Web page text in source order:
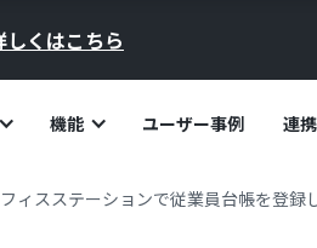
しくはこちら
機能 ユーザー事例 連
ィスステーションで従業員台帳を登録